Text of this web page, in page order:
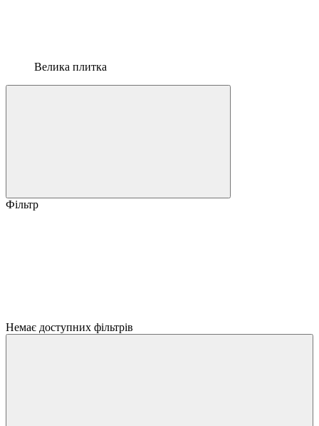
Велика плитка
Фільтр
Немає доступних фільтрів